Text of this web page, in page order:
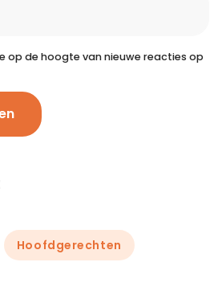
op de hoogte van nieuwe reacties op
Hoofdgerechten